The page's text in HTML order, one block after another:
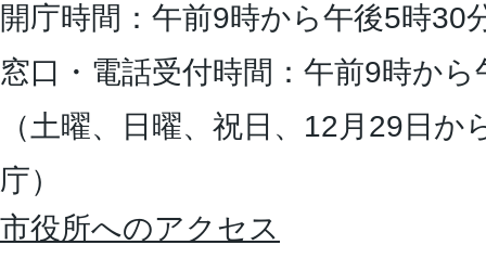
開庁時間：午前9時から午後5時30
窓口・電話受付時間：午前9時か
（土曜、日曜、祝日、12月29日
庁）
市役所へのアクセス